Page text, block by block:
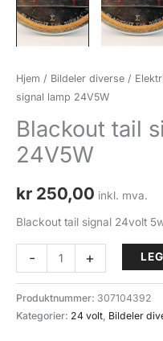
Hjem / Bildeler diverse /
signal lamp 24V5W
Blackout tail
24V5W
kr 250,00 inkl. mva.
Blackout tail signal 24volt
-
Blackout
tail
signal
lamp
+
Produktnummer: 307104392
Kategorier: 24 volt Bildeler